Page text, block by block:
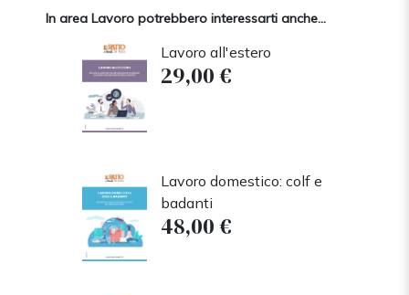
In area Lavoro potrebbero interessarti anche...
Lavoro all'estero
29,00 €
Lavoro domestico: colf e
badanti
48,00 €